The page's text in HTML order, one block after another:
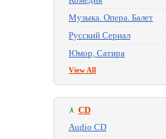
Музыка. Опера. Балет
Русский Сериал
Юмор, Сатира
View All
CD
Audio CD